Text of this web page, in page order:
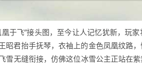
于飞”接头图，至今让人记忆犹新，玩
君抬手抚琴，衣袖上的金色凤凰纹路
雪无缝衔接，仿佛这位冰雪公主正站在